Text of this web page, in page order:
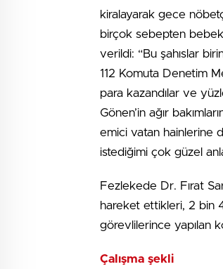
kiralayarak gece
birçok sebepten
verildi: “Bu şahıslar
112 Komuta Denetim
para kazandılar ve
Gönen’in ağır
emici vatan hainlerine
istediğimi çok güzel
Fezlekede Dr. Fırat
hareket ettikleri, 2 bin
görevlilerince yapılan
Çalışma şekli